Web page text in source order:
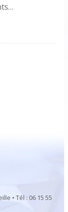
• Tél : 06 15 55